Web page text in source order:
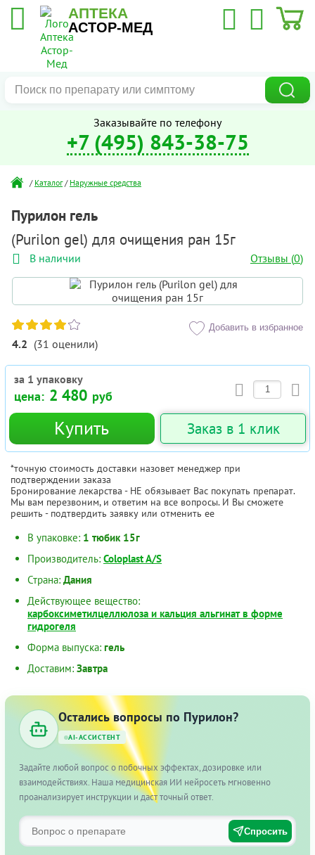
АПТЕКА
АСТОР-МЕД
Заказывайте по телефону
+7 (495) 843-38-75
/ Каталог / Наружные средства
Пурилон гель
(Purilon gel) для очищения ран 15г
В наличии Отзывы (0)
4.2 (31 оценили)
Добавить в избранное
за 1 упаковку
цена: 2 480 руб
Купить Заказ в 1 клик
*точную стоимость доставки назовет менеджер при
подтверждении заказа
Бронирование лекарства - НЕ обязывает Вас покупать препарат.
Мы вам перезвоним, и ответим на все вопросы. И Вы сможете
решить - подтвердить заявку или отменить ее
В упаковке: 1 тюбик 15г
Производитель: Coloplast A/S
Страна: Дания
Действующее вещество:
карбоксиметилцеллюлоза и кальция альгинат в форме
гидрогеля
Форма выпуска: гель
Доставим: Завтра
Остались вопросы по Пурилон?
AI-АССИСТЕНТ
Задайте любой вопрос о побочных эффектах, дозировке или
взаимодействиях. Наша медицинская ИИ нейросеть мгновенно
проанализирует инструкции и даст точный ответ.
Спросить